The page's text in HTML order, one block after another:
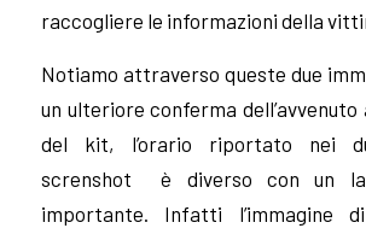
raccogliere le informazioni della
Notiamo attraverso queste due
un ulteriore conferma
del kit, l’orario riportato nei
screnshot è diverso con un
importante. Infatti l’immagine